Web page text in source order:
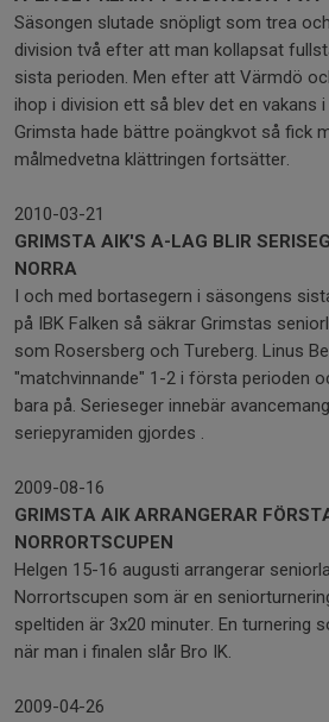
Säsongen slutade snöpligt som trea
division två efter att man kollapsat
sista perioden. Men efter att Värmdö
ihop i division ett så blev det en vakans
Grimsta hade bättre poängkvot så fick
målmedvetna klättringen fortsätter.
2010-03-21
GRIMSTA AIK'S A-LAG BLIR
NORRA
I och med bortasegern i säsongens
på IBK Falken så säkrar Grimstas
som Rosersberg och Tureberg. Linus
"matchvinnande" 1-2 i första perioden
bara på. Serieseger innebär
seriepyramiden gjordes .
2009-08-16
GRIMSTA AIK ARRANGERAR
NORRORTSCUPEN
Helgen 15-16 augusti arrangerar
Norrortscupen som är en
speltiden är 3x20 minuter. En turnering
när man i finalen slår Bro IK.
2009-04-26